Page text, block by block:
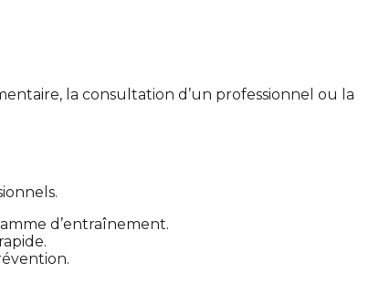
la consultation d’un professionnel ou la
d’entraînement.